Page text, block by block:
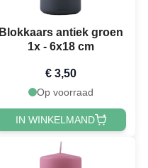
Blokkaars antiek groen
1x - 6x18 cm
€ 3,50
Op voorraad
IN WINKELMAND